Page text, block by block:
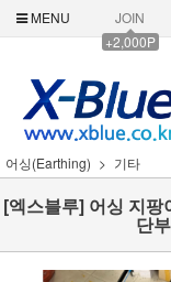
MENU
JOIN
+2,000P
어싱(Earthing) 기타
[엑스블루] 어싱 지팡
단